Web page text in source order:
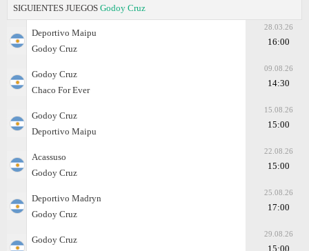
SIGUIENTES JUEGOS Godoy Cruz
Deportivo Maipu
Godoy Cruz
28.03.26
16:00
Godoy Cruz
Chaco For Ever
09.08.26
14:30
Godoy Cruz
Deportivo Maipu
15.08.26
15:00
Acassuso
Godoy Cruz
22.08.26
15:00
Deportivo Madryn
Godoy Cruz
25.08.26
17:00
Godoy Cruz
29.08.26
15:00